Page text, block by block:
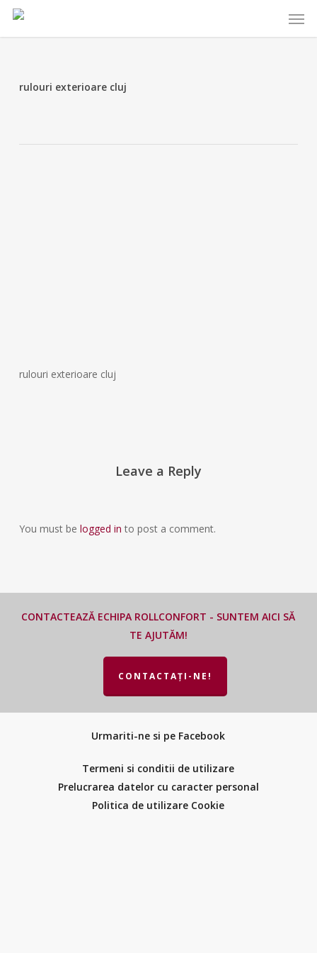
Skip
rulouri exterioare cluj
rulouri exterioare cluj
Leave a Reply
You must be logged in to post a comment.
CONTACTEAZĂ ECHIPA ROLLCONFORT - SUNTEM AICI SĂ
TE AJUTĂM!
CONTACTAȚI-NE!
Urmariti-ne si pe Facebook
Termeni si conditii de utilizare
Prelucrarea datelor cu caracter personal
Politica de utilizare Cookie